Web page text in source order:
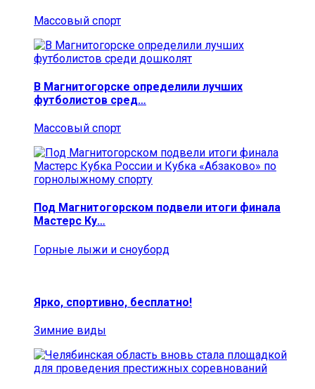
Массовый спорт
В Магнитогорске определили лучших
футболистов сред…
Массовый спорт
Под Магнитогорском подвели итоги финала
Мастерс Ку…
Горные лыжи и сноуборд
Ярко, спортивно, бесплатно!
Зимние виды